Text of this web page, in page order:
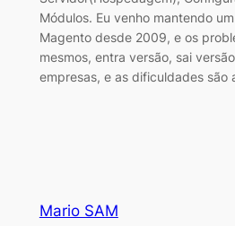
Módulos. Eu venho mantendo
Magento desde 2009, e os
mesmos, entra versão, sai
empresas, e as dificuldades são
Mario SAM